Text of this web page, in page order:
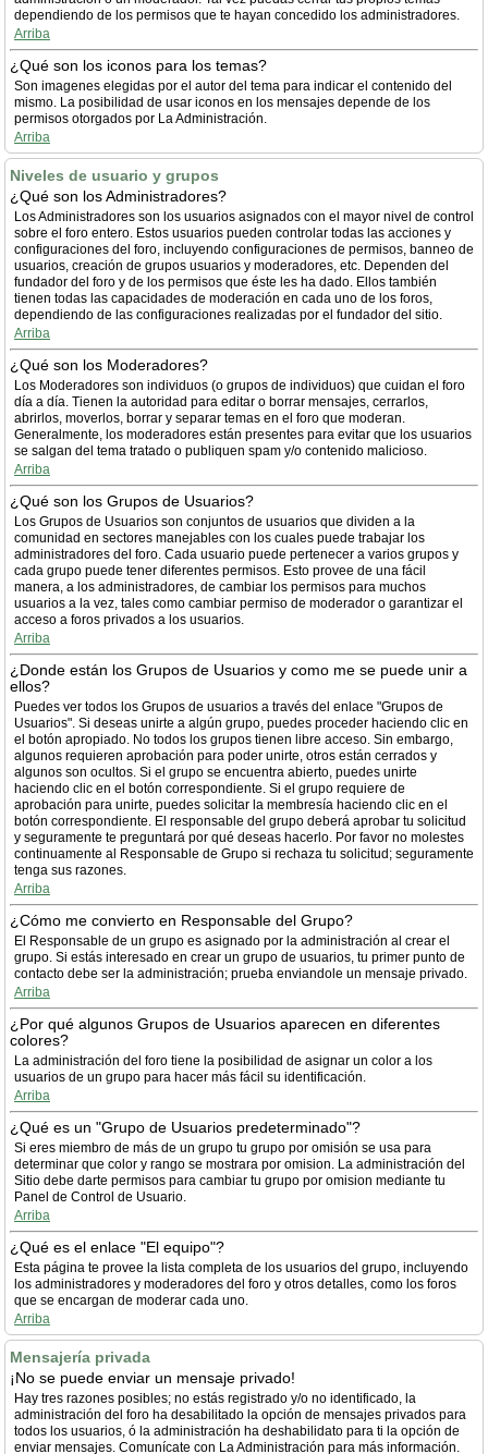
dependiendo de los permisos que te hayan concedido los administradores.
Arriba
¿Qué son los iconos para los temas?
Son imagenes elegidas por el autor del tema para indicar el contenido del
mismo. La posibilidad de usar iconos en los mensajes depende de los
permisos otorgados por La Administración.
Arriba
Niveles de usuario y grupos
¿Qué son los Administradores?
Los Administradores son los usuarios asignados con el mayor nivel de control
sobre el foro entero. Estos usuarios pueden controlar todas las acciones y
configuraciones del foro, incluyendo configuraciones de permisos, banneo de
usuarios, creación de grupos usuarios y moderadores, etc. Dependen del
fundador del foro y de los permisos que éste les ha dado. Ellos también
tienen todas las capacidades de moderación en cada uno de los foros,
dependiendo de las configuraciones realizadas por el fundador del sitio.
Arriba
¿Qué son los Moderadores?
Los Moderadores son individuos (o grupos de individuos) que cuidan el foro
día a día. Tienen la autoridad para editar o borrar mensajes, cerrarlos,
abrirlos, moverlos, borrar y separar temas en el foro que moderan.
Generalmente, los moderadores están presentes para evitar que los usuarios
se salgan del tema tratado o publiquen spam y/o contenido malicioso.
Arriba
¿Qué son los Grupos de Usuarios?
Los Grupos de Usuarios son conjuntos de usuarios que dividen a la
comunidad en sectores manejables con los cuales puede trabajar los
administradores del foro. Cada usuario puede pertenecer a varios grupos y
cada grupo puede tener diferentes permisos. Esto provee de una fácil
manera, a los administradores, de cambiar los permisos para muchos
usuarios a la vez, tales como cambiar permiso de moderador o garantizar el
acceso a foros privados a los usuarios.
Arriba
¿Donde están los Grupos de Usuarios y como me se puede unir a
ellos?
Puedes ver todos los Grupos de usuarios a través del enlace "Grupos de
Usuarios". Si deseas unirte a algún grupo, puedes proceder haciendo clic en
el botón apropiado. No todos los grupos tienen libre acceso. Sin embargo,
algunos requieren aprobación para poder unirte, otros están cerrados y
algunos son ocultos. Si el grupo se encuentra abierto, puedes unirte
haciendo clic en el botón correspondiente. Si el grupo requiere de
aprobación para unirte, puedes solicitar la membresía haciendo clic en el
botón correspondiente. El responsable del grupo deberá aprobar tu solicitud
y seguramente te preguntará por qué deseas hacerlo. Por favor no molestes
continuamente al Responsable de Grupo si rechaza tu solicitud; seguramente
tenga sus razones.
Arriba
¿Cómo me convierto en Responsable del Grupo?
El Responsable de un grupo es asignado por la administración al crear el
grupo. Si estás interesado en crear un grupo de usuarios, tu primer punto de
contacto debe ser la administración; prueba enviandole un mensaje privado.
Arriba
¿Por qué algunos Grupos de Usuarios aparecen en diferentes
colores?
La administración del foro tiene la posibilidad de asignar un color a los
usuarios de un grupo para hacer más fácil su identificación.
Arriba
¿Qué es un "Grupo de Usuarios predeterminado"?
Si eres miembro de más de un grupo tu grupo por omisión se usa para
determinar que color y rango se mostrara por omision. La administración del
Sitio debe darte permisos para cambiar tu grupo por omision mediante tu
Panel de Control de Usuario.
Arriba
¿Qué es el enlace "El equipo"?
Esta página te provee la lista completa de los usuarios del grupo, incluyendo
los administradores y moderadores del foro y otros detalles, como los foros
que se encargan de moderar cada uno.
Arriba
Mensajería privada
¡No se puede enviar un mensaje privado!
Hay tres razones posibles; no estás registrado y/o no identificado, la
administración del foro ha desabilitado la opción de mensajes privados para
todos los usuarios, ó la administración ha deshabilidato para ti la opción de
enviar mensajes. Comunícate con La Administración para más información.